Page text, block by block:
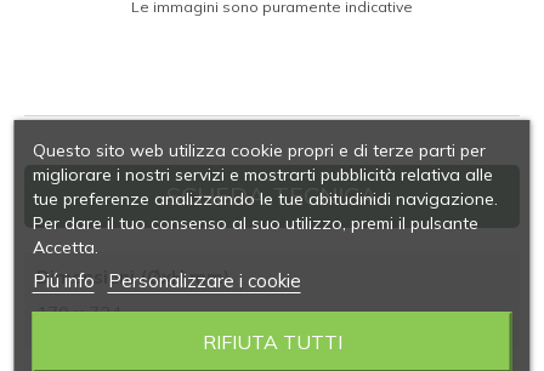
Le immagini sono puramente indicative
SCHEDA TECNICA
Dimensioni (ØxH mm)
170 x 734
Questo sito web utilizza cookie propri e di terze parti per
migliorare i nostri servizi e mostrarti pubblicità relativa alle
tue preferenze analizzando le tue abitudinidi navigazione.
Per dare il tuo consenso al suo utilizzo, premi il pulsante
Accetta.
Piú info Personalizzare i cookie
RIFIUTA TUTTI